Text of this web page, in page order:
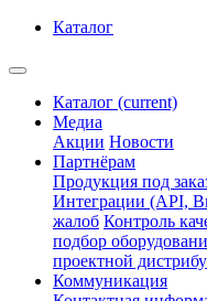
Каталог
Каталог (current)
Медиа
Акции Новости
Партнёрам
Продукция под
Интеграции (API,
жалоб Контроль
подбор
проектной
Коммуникация